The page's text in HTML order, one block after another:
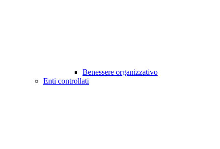
Benessere organizzativo
Enti controllati